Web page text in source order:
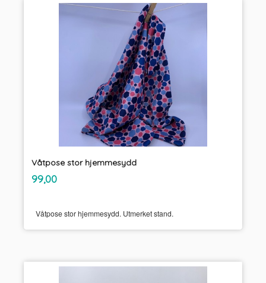
Våtpose stor hjemmesydd
Pris
99,00mva.
Våtpose stor hjemmesydd. Utmerket stand.